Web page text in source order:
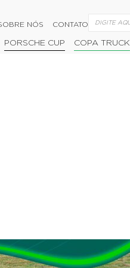
NÓS CONTATO
PORSCHE CUP COPA TRUCK